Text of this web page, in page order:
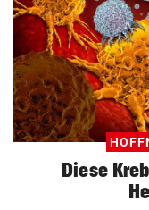
Diese